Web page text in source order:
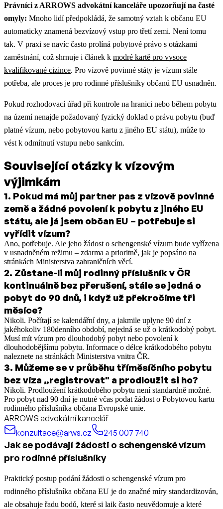
Právníci z ARROWS advokátní kanceláře upozorňují na časté
omyly: Mnoho lidí předpokládá, že samotný vztah k občanu EU
automaticky znamená bezvízový vstup pro třetí zemi. Není tomu
tak. V praxi se navíc často prolíná pobytové právo s otázkami
zaměstnání, což shrnuje i článek k modré kartě pro vysoce
kvalifikované cizince. Pro vízově povinné státy je vízum stále
potřeba, ale proces je pro rodinné příslušníky občanů EU usnadněn.
Pokud rozhodovací úřad při kontrole na hranici nebo během pobytu
na území nenajde požadovaný fyzický doklad o právu pobytu (buď
platné vízum, nebo pobytovou kartu z jiného EU státu), může to
vést k odmítnutí vstupu nebo sankcím.
Související otázky k vízovým
výjimkám
1. Pokud má můj partner pas z vízově povinné
země a žádné povolení k pobytu z jiného EU
státu, ale já jsem občan EU – potřebuje si
vyřídit vízum?
Ano, potřebuje. Ale jeho žádost o schengenské vízum bude vyřízena
v usnadněném režimu – zdarma a prioritně, jak je popsáno na
stránkách Ministerstva zahraničních věcí.
2. Zůstane-li můj rodinný příslušník v ČR
kontinuálně bez přerušení, stále se jedná o
pobyt do 90 dnů, i když už překročíme tři
měsíce?
Nikoli. Počítají se kalendářní dny, a jakmile uplyne 90 dní z
jakéhokoliv 180denního období, nejedná se už o krátkodobý pobyt.
Musí mít vízum pro dlouhodobý pobyt nebo povolení k
dlouhodobějšímu pobytu. Informace o délce krátkodobého pobytu
naleznete na stránkách Ministerstva vnitra ČR.
3. Můžeme se v průběhu tříměsíčního pobytu
bez víza „registrovat" a prodloužit si ho?
Nikoli. Prodloužení krátkodobého pobytu není standardně možné.
Pro pobyt nad 90 dní je nutné včas podat žádost o Pobytovou kartu
rodinného příslušníka občana Evropské unie.
ARROWS advokátní kancelář
konzultace@arws.cz
245 007 740
Jak se podávají žádosti o schengenské vízum
pro rodinné příslušníky
Praktický postup podání žádosti o schengenské vízum pro
rodinného příslušníka občana EU je do značné míry standardizován,
ale obsahuje řadu bodů, které si laik často neuvědomuje a které